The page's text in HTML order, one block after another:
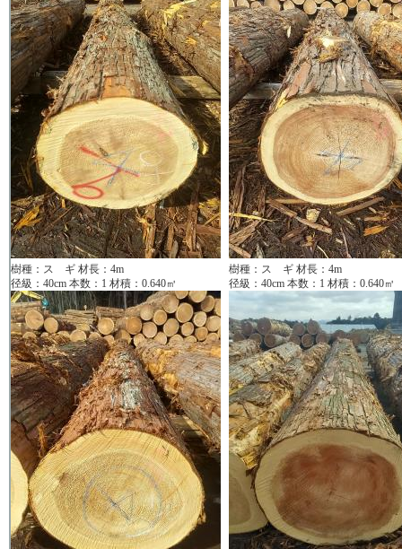
樹種：ス ギ 材長：4m
径級：40cm 本数：1 材積：0.640㎥
樹種：ス ギ 材長：4m
径級：40cm 本数：1 材積：0.640㎥